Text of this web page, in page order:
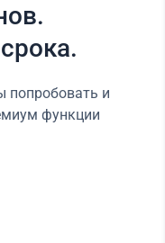
попробовать и
функции